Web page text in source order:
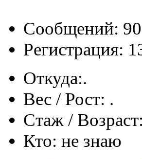
Сообщений: 90
Регистрация:
Откуда:.
Вес / Рост: .
Стаж / Возраст:
Кто: не знаю